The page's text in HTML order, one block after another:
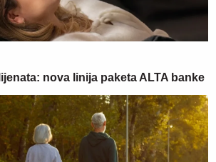
nova linija paketa ALTA banke